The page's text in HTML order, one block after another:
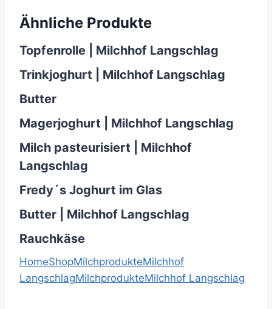
Ähnliche Produkte
Topfenrolle | Milchhof Langschlag
Trinkjoghurt | Milchhof Langschlag
Butter
Magerjoghurt | Milchhof Langschlag
Milch pasteurisiert | Milchhof
Langschlag
Fredy´s Joghurt im Glas
Butter | Milchhof Langschlag
Rauchkäse
HomeShopMilchprodukteMilchhof
LangschlagMilchprodukteMilchhof Langschlag